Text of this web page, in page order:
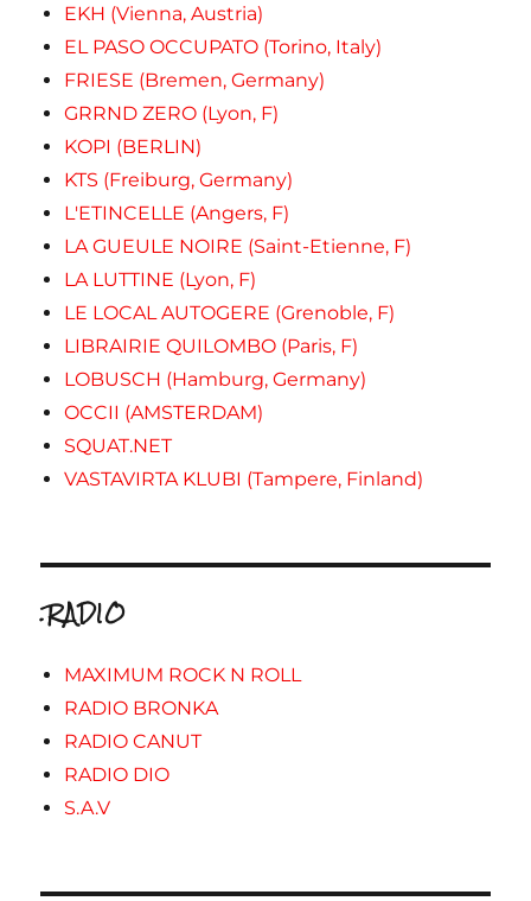
EKH (Vienna, Austria)
EL PASO OCCUPATO (Torino, Italy)
FRIESE (Bremen, Germany)
GRRND ZERO (Lyon, F)
KOPI (BERLIN)
KTS (Freiburg, Germany)
L'ETINCELLE (Angers, F)
LA GUEULE NOIRE (Saint-Etienne, F)
LA LUTTINE (Lyon, F)
LE LOCAL AUTOGERE (Grenoble, F)
LIBRAIRIE QUILOMBO (Paris, F)
LOBUSCH (Hamburg, Germany)
OCCII (AMSTERDAM)
SQUAT.NET
VASTAVIRTA KLUBI (Tampere, Finland)
.RADIO
MAXIMUM ROCK N ROLL
RADIO BRONKA
RADIO CANUT
RADIO DIO
S.A.V